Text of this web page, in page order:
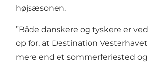
højsæsonen.
”Både danskere og tyskere er
op for, at Destination
mere end et sommerferiested